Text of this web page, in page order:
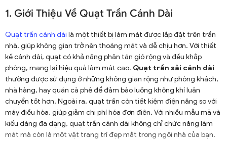
1. Giới Thiệu Về Quạt Trần Cánh Dài
Quạt trần cánh dài là một thiết bị làm mát được lắp đặt trên trần
nhà, giúp không gian trở nên thoáng mát và dễ chịu hơn. Với thiết
kế cánh dài, quạt có khả năng phân tán gió rộng và đều khắp
phòng, mang lại hiệu quả làm mát cao. Quạt trần sải cánh dài
thường được sử dụng ở những không gian rộng như phòng khách,
nhà hàng, hay quán cà phê để đảm bảo luồng không khí luân
chuyển tốt hơn. Ngoài ra, quạt trần còn tiết kiệm điện năng so với
máy điều hòa, giúp giảm chi phí hóa đơn điện. Với nhiều mẫu mã và
kiểu dáng đa dạng, quạt trần cánh dài không chỉ chức năng làm
mát mà còn là một vật trang trí đẹp mắt trong ngôi nhà của bạn.